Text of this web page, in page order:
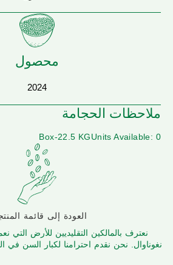
محصول
2024
ملاحظات الحجامة
Units Available: 0
Box-22.5 KG
العودة إلى قائمة
نعترف بالمالكين التقليديين للأرض
نغوناوال. نحن نقدم احترامنا لكبار السن في